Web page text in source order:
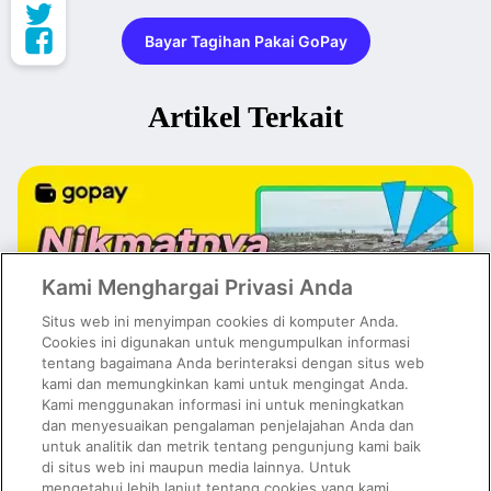
Bayar Tagihan Pakai GoPay
Artikel Terkait
Kuliner PIK Paling Hits dan Viral di Media Sosial, Wajib Masuk
Wishlist!
Kami Menghargai Privasi Anda
Situs web ini menyimpan cookies di komputer Anda.
Cookies ini digunakan untuk mengumpulkan informasi
tentang bagaimana Anda berinteraksi dengan situs web
kami dan memungkinkan kami untuk mengingat Anda.
Kami menggunakan informasi ini untuk meningkatkan
dan menyesuaikan pengalaman penjelajahan Anda dan
untuk analitik dan metrik tentang pengunjung kami baik
di situs web ini maupun media lainnya. Untuk